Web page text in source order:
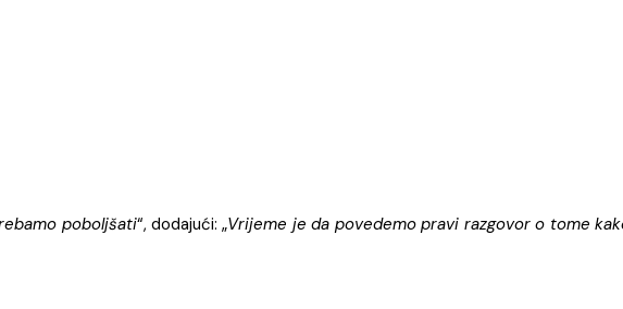
poboljšati“, dodajući: „Vrijeme je da povedemo pravi razgovor o tome